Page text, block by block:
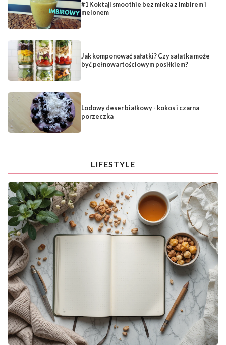
#1 Koktajl smoothie bez mleka z imbirem i
melonem
Jak komponować sałatki? Czy sałatka może
być pełnowartościowym posiłkiem?
Lodowy deser białkowy - kokos i czarna
porzeczka
LIFESTYLE